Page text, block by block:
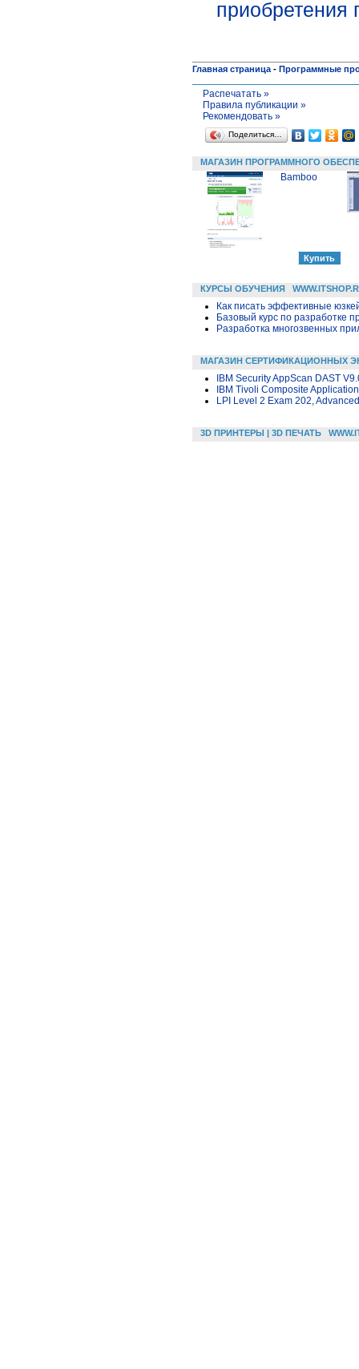
приобретения
Главная страница - Программные
Распечатать »
Правила публикации »
Рекомендовать »
Поделиться…
МАГАЗИН ПРОГРАММНОГО
Bamboo
КУРСЫ ОБУЧЕНИЯ
Как писать эффективные
Базовый курс по разработке
Разработка многозвенных
МАГАЗИН СЕРТИФИКАЦИОННЫХ
IBM Security AppScan DAST
IBM Tivoli Composite
LPI Level 2 Exam 202,
3D ПРИНТЕРЫ | 3D ПЕЧАТЬ